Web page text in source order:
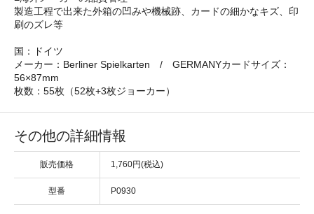
製造工程で出来た外箱の凹みや機械跡、カードの細かなキズ、印
刷のズレ等
国：ドイツ
メーカー：Berliner Spielkarten / GERMANYカードサイズ：
56×87mm
枚数：55枚（52枚+3枚ジョーカー）
その他の詳細情報
販売価格 1,760円(税込)
型番 P0930